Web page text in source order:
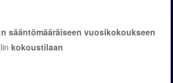
sääntömääräiseen vuosikokoukseen
kokoustilaan